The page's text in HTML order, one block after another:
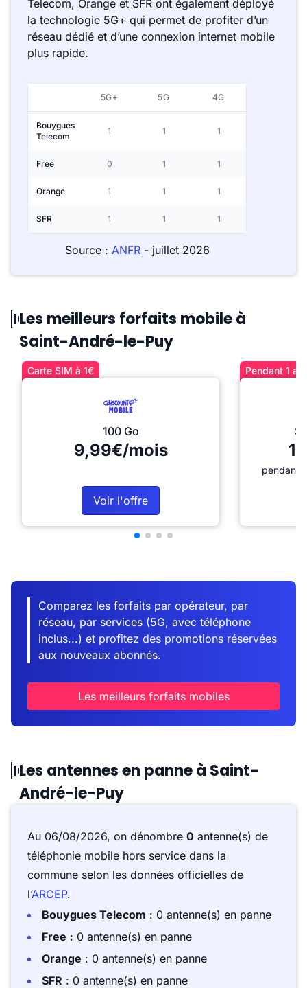
Telecom, Orange et SFR ont également déployé
la technologie 5G+ qui permet de profiter d’un
réseau dédié et d’une connexion internet mobile
plus rapide.
5G+ 5G 4G
Bouygues
Telecom
1 1 1
Free 0 1 1
Orange 1 1 1
SFR 1 1 1
Source : ANFR- juillet 2026
Les meilleurs forfaits mobile à
Saint-André-le-Puy
Carte SIM à 1€
100 Go
9,99€/mois
Voir l'offre
Pendant 1
pendant
Comparez les forfaits par opérateur, par
réseau, par services (5G, avec téléphone
inclus...) et profitez des promotions réservées
aux nouveaux abonnés.
Les meilleurs forfaits mobiles
Les antennes en panne à Saint-
André-le-Puy
Au 06/08/2026, on dénombre 0 antenne(s) de
téléphonie mobile hors service dans la
commune selon les données officielles de
l’ARCEP.
Bouygues Telecom : 0 antenne(s) en panne
Free : 0 antenne(s) en panne
Orange : 0 antenne(s) en panne
SFR : 0 antenne(s) en panne